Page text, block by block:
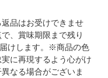
品はお受けできませ
、賞味期限まで残り
けします。※商品の色
に再現するよう心がけ
なる場合がございま